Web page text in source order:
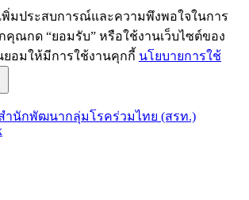
พิ่มประสบการณ์และความพึงพอใจในการ
คุณกด “ยอมรับ” หรือใช้งานเว็บไซต์ของ
อมให้มีการใช้งานคุกกี้ นโยบายการใช้